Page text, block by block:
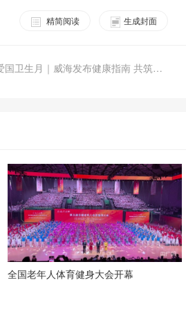
生成封面
精简阅读
下一篇：第38个爱国卫生月｜威海发布健康指南 共筑健康防线
全国老年人体育健身大会开幕